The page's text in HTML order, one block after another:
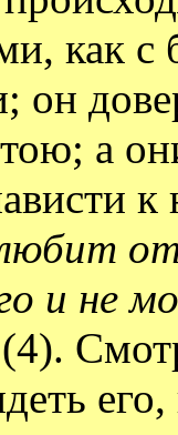
как с
он
а
и не
(4).